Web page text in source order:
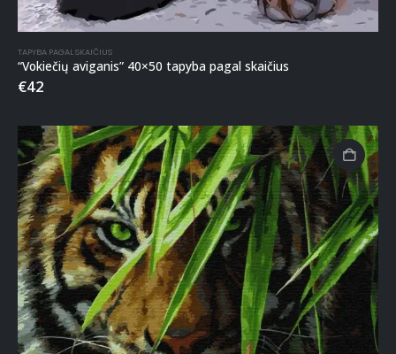
TAPYBA PAGAL SKAIČIUS
“Vokiečių aviganis” 40×50 tapyba pagal skaičius
€42